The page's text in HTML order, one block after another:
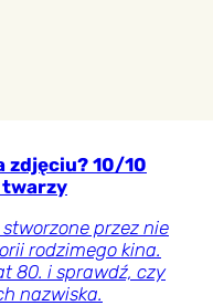
zdjęciu? 10/10
twarzy
przez nie
rodzimego kina.
80. i sprawdź, czy
nazwiska.